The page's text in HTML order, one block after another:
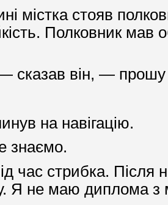
містка стояв
Полковник мав
сказав він, — прошу
на навігацію.
знаємо.
час стрибка. Після
Я не маю диплома з